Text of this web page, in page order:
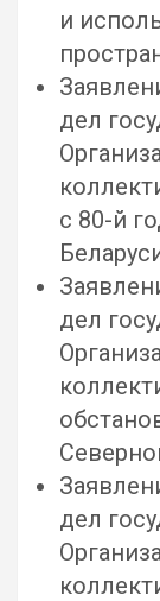
и
дел
с 80-й
дел
дел